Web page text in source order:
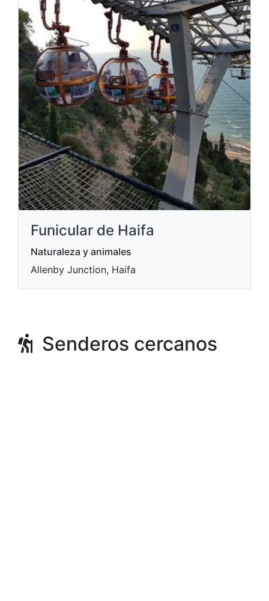
Funicular de Haifa
Naturaleza y animales
Allenby Junction, Haifa
Senderos cercanos